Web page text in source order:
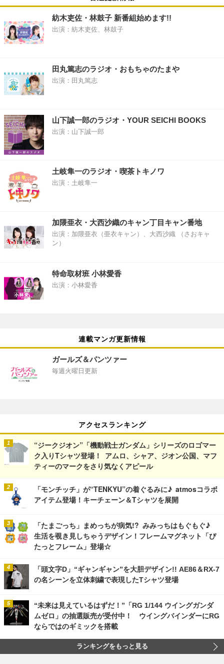
紡木吏佐・林鼓子 新番組始めます!!
出演：紡木吏佐、林鼓子
田丸篤志のラジオ・おもちゃのたまや
出演：田丸篤志
山下誠一郎のラジオ・YOUR SEICHI BOOKS
出演：山下誠一郎
土岐隼一のラジオ・喫茶トキノワ
出演：土岐隼一
加隈亜衣・大西沙織のキャン丁目キャン番地
出演：加隈亜衣（亜衣キャン）、大西沙織 （さおキャ
ン）
特命取材班 小林愛香
出演：小林愛香
連載マンガ更新情報
ガールズ＆パンツァー
毎週火曜日更新
アクセスランキング
“ジークジオン”「機動戦士ガンダム」シリーズのロゴマー
ク入りTシャツ登場！ アムロ、シャア、ジオン公国、マフ
ティーのマークをさり気なくアピール
「モンチッチ」が“TENKYU”の着ぐるみに♪ atmosコラボ
アイテム登場！キーチェーン＆Tシャツを展開
「たまごっち」まめっちが病気!? みみっちはもぐもぐ♪
生活を覗き見しちゃうデザイン！フレームマグネット「ぴ
たっとフレーム」登場☆
「頭文字D」“ギャンギャン”を大胆デザイン!! AE86＆RX-7
の名シーンを立体刺繍で表現したTシャツ登場
“未来は見えているはずだ！”「RG 1/144 ウイングガンダ
ムゼロ」の抽選販売が受付中！ ウイングバインダーにRG
ならではのギミックを搭載
ランキングをもっと見る